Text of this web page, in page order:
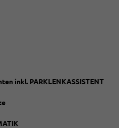
inkl. PARKLENKASSISTENT